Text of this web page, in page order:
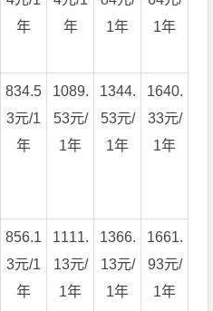
年
年
1年
1年
834.5
3元/1
年
1089.
53元/
1年
1344.
53元/
1年
1640.
33元/
1年
856.1
3元/1
年
1111.
13元/
1年
1366.
13元/
1年
1661.
93元/
1年